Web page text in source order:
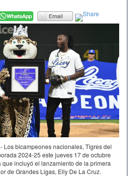
Los bicampeones nacionales, Tigres del
2024-25 este jueves 17 de octubre
incluyó el lanzamiento de la primera
de Grandes Ligas, Elly De La Cruz.